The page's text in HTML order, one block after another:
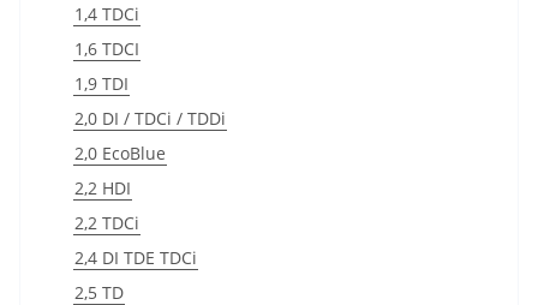
1,4 TDCi
1,6 TDCI
1,9 TDI
2,0 DI / TDCi / TDDi
2,0 EcoBlue
2,2 HDI
2,2 TDCi
2,4 DI TDE TDCi
2,5 TD